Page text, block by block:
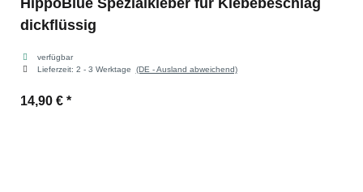
dickflüssig
verfügbar
Lieferzeit: 2 - 3 Werktage (DE - Ausland abweichend)
14,90 € *